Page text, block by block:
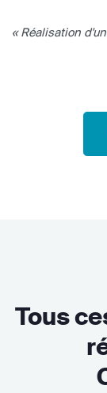
« Réalisation
Tous